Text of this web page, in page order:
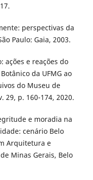
perspectivas da
Paulo: Gaia, 2003.
ações e reações do
da UFMG ao
do Museu de
29, p. 160-174, 2020.
e moradia na
cenário Belo
Arquitetura e
Minas Gerais, Belo